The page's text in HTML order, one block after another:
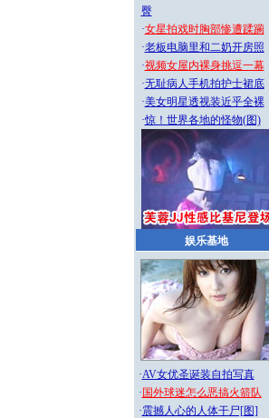
臀
·女星拍戏时胸部惨遭蹂躏
·老板电脑里和二奶开房照
·视频女屋内裸身挑逗一幕
·无耻病人手机拍护士裙底
·美女明星透视装近乎全裸
·惊！世界各地的怪物(图)
娱乐基地
·AV女优圣诞装自拍写真
· 国外球迷怎么恶搞火箭队
·震撼人心的人体干尸[图]